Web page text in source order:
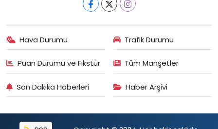
Hava Durumu Trafik Durumu
Puan Durumu ve Fikstür Tüm Manşetler
Son Dakika Haberleri Haber Arşivi